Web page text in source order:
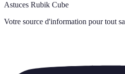
Astuces Rubik Cube
Votre source d'information pour tout